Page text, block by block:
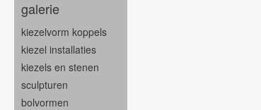
galerie
kiezelvorm koppels
kiezel installaties
kiezels en stenen
sculpturen
bolvormen